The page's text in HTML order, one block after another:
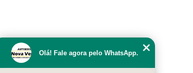
Olá! Fale agora pelo WhatsApp.